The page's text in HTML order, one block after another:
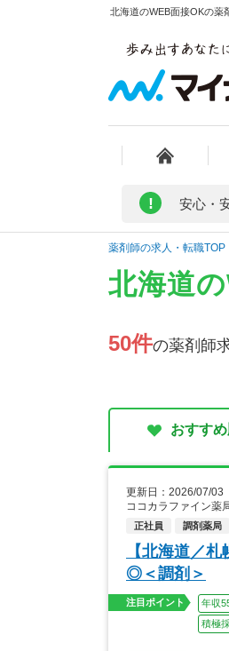
北海道のWEB面接OKの薬
! 安心・
薬剤師の求人・転職TOP
北海道
50件の薬剤師
おすす
更新日：2026/07/03
ココカラファイン薬
正社員 調剤薬局
【北海道／
◎＜調剤＞
注目ポイント 年収
積極